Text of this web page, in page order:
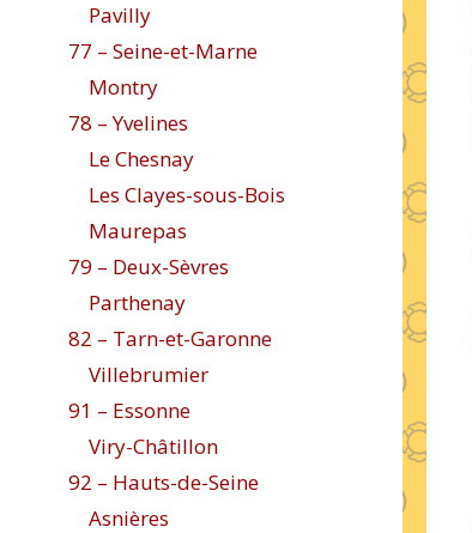
Pavilly
77 – Seine-et-Marne
Montry
78 – Yvelines
Le Chesnay
Les Clayes-sous-Bois
Maurepas
79 – Deux-Sèvres
Parthenay
82 – Tarn-et-Garonne
Villebrumier
91 – Essonne
Viry-Châtillon
92 – Hauts-de-Seine
Asnières